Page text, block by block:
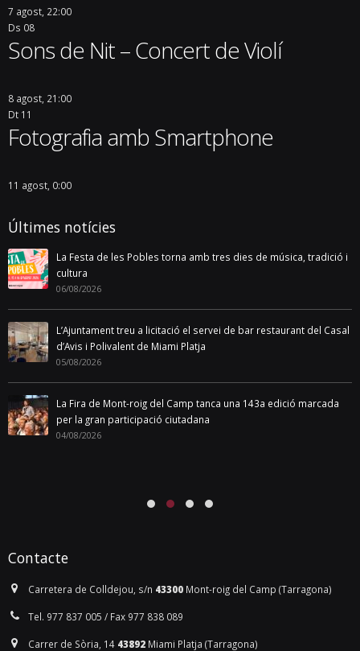
7 agost, 22:00
Ds 08
Sons de Nit – Concert de Violí
8 agost, 21:00
Dt 11
Fotografia amb Smartphone
11 agost, 0:00
Últimes notícies
La Festa de les Pobles torna amb tres dies de música, tradició i
cultura
06/08/2026
L’Ajuntament treu a licitació el servei de bar restaurant del Casal
d’Avis i Polivalent de Miami Platja
05/08/2026
La Fira de Mont-roig del Camp tanca una 143a edició marcada
per la gran participació ciutadana
04/08/2026
Contacte
Carretera de Colldejou, s/n 43300 Mont-roig del Camp (Tarragona)
Tel. 977 837 005 / Fax 977 838 089
Carrer de Sòria, 14 43892 Miami Platja (Tarragona)